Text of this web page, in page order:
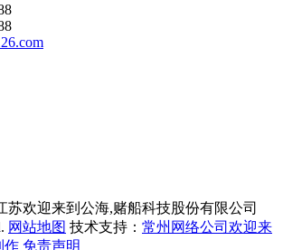
苏欢迎来到公海,赌船科技股份有限公司
网站地图 技术支持： 常州网络公司欢迎来
作 免责声明